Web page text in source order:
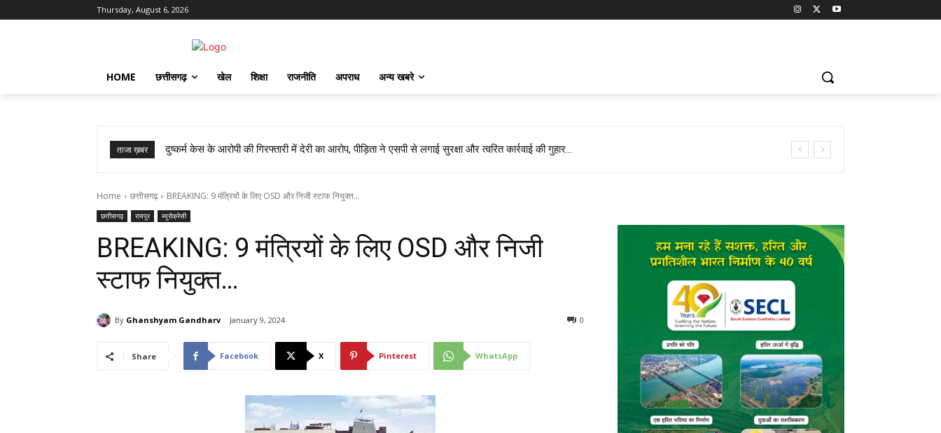
Thursday, August 6, 2026
HOME छत्तीसगढ़ खेल शिक्षा राजनीति अपराध अन्य खबरे
ताजा ख़बर राजकमल कश्यप को मिली बड़ी जिम्मेदारी, बने तखतपुर मंडल प्रभारी…
Home छत्तीसगढ़ BREAKING: 9 मंत्रियों के लिए OSD और निजी स्टाफ नियुक्त...
छत्तीसगढ़ रायपुर ब्यूरोक्रेसी
BREAKING: 9 मंत्रियों के लिए OSD और निजी
स्टाफ नियुक्त…
By Ghanshyam Gandharv January 9, 2024 0
Share Facebook X Pinterest WhatsApp